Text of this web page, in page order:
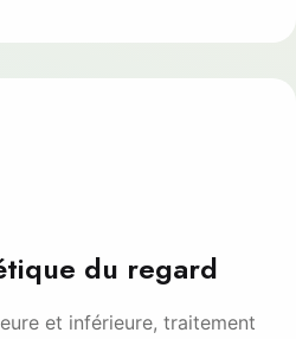
du regard
et inférieure, traitement